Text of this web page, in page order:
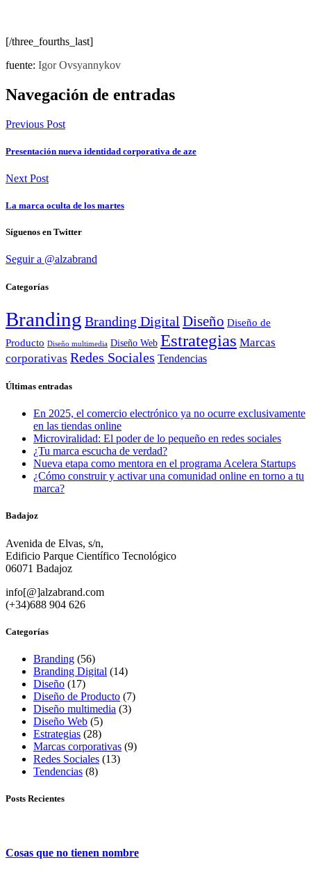
[/three_fourths_last]
fuente: Igor Ovsyannykov
Navegación de entradas
Previous Post
Presentación nueva identidad corporativa de aze
Next Post
La marca oculta de los martes
Síguenos en Twitter
Seguir a @alzabrand
Categorías
Branding Branding Digital Diseño Diseño de
Producto Diseño multimedia Diseño Web Estrategias Marcas
corporativas Redes Sociales Tendencias
Últimas entradas
En 2025, el comercio electrónico ya no ocurre exclusivamente
en las tiendas online
Microviralidad: El poder de lo pequeño en redes sociales
¿Tu marca escucha de verdad?
Nueva etapa como mentora en el programa Acelera Startups
¿Cómo construir y activar una comunidad online en torno a tu
marca?
Badajoz
Avenida de Elvas, s/n,
Edificio Parque Científico Tecnológico
06071 Badajoz
info[@]alzabrand.com
(+34)688 904 626
Categorías
Branding (56)
Branding Digital (14)
Diseño (17)
Diseño de Producto (7)
Diseño multimedia (3)
Diseño Web (5)
Estrategias (28)
Marcas corporativas (9)
Redes Sociales (13)
Tendencias (8)
Posts Recientes
Cosas que no tienen nombre